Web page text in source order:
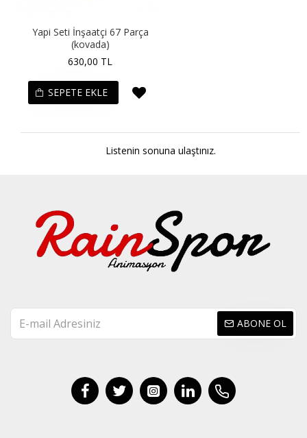
Yapi Seti İnşaatçi 67 Parça
(kovada)
630,00 TL
SEPETE EKLE
Listenin sonuna ulaştınız.
ABONE OL